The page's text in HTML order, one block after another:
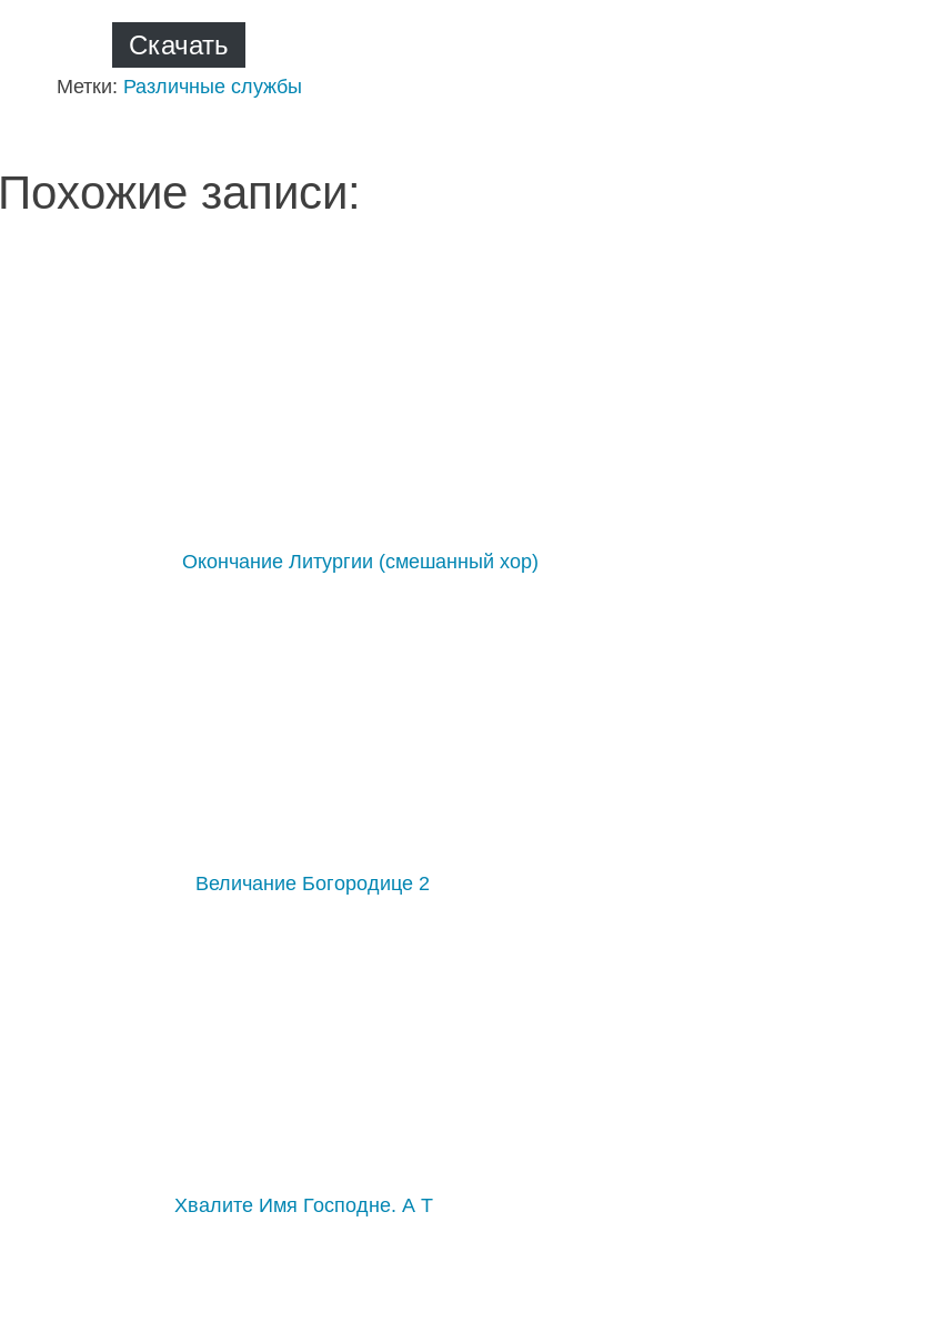
Скачать
Метки: Различные службы
Похожие записи:
Окончание Литургии (смешанный хор)
Величание Богородице 2
Хвалите Имя Господне. А Т